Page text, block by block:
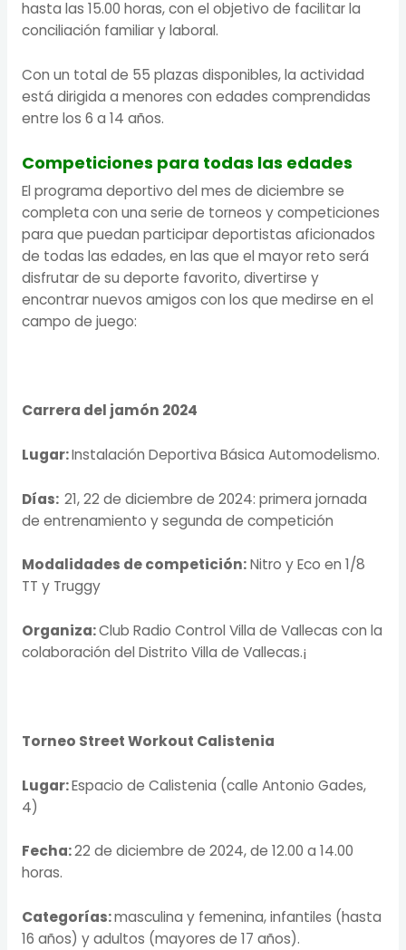
hasta las 15.00 horas, con el objetivo de facilitar la
conciliación familiar y laboral.
Con un total de 55 plazas disponibles, la actividad
está dirigida a menores con edades comprendidas
entre los 6 a 14 años.
Competiciones para todas las edades
El programa deportivo del mes de diciembre se
completa con una serie de torneos y competiciones
para que puedan participar deportistas aficionados
de todas las edades, en las que el mayor reto será
disfrutar de su deporte favorito, divertirse y
encontrar nuevos amigos con los que medirse en el
campo de juego:
Carrera del jamón 2024
Lugar:Instalación Deportiva Básica Automodelismo.
Días: 21, 22 de diciembre de 2024: primera jornada
de entrenamiento y segunda de competición
Modalidades de competición:Nitro y Eco en 1/8
TT y Truggy
Organiza:Club Radio Control Villa de Vallecas con la
colaboración del Distrito Villa de Vallecas.¡
Torneo Street Workout Calistenia
Lugar:Espacio de Calistenia (calle Antonio Gades,
4)
Fecha:22 de diciembre de 2024, de 12.00 a 14.00
horas.
Categorías:masculina y femenina, infantiles (hasta
16 años) y adultos (mayores de 17 años).